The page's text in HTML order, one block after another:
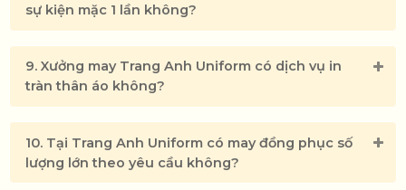
sự kiện mặc 1 lần không?
9. Xưởng may Trang Anh Uniform có dịch vụ in
tràn thân áo không?
10. Tại Trang Anh Uniform có may đồng phục số
lượng lớn theo yêu cầu không?